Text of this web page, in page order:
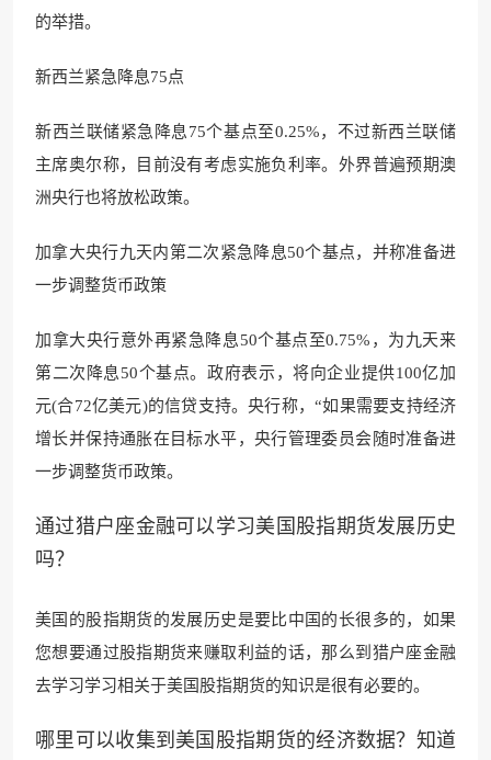
的举措。
新西兰紧急降息75点
新西兰联储紧急降息75个基点至0.25%，不过新西兰联储
主席奥尔称，目前没有考虑实施负利率。外界普遍预期澳
洲央行也将放松政策。
加拿大央行九天内第二次紧急降息50个基点，并称准备进
一步调整货币政策
加拿大央行意外再紧急降息50个基点至0.75%，为九天来
第二次降息50个基点。政府表示，将向企业提供100亿加
元(合72亿美元)的信贷支持。央行称，“如果需要支持经济
增长并保持通胀在目标水平，央行管理委员会随时准备进
一步调整货币政策。
通过猎户座金融可以学习美国股指期货发展历史
吗？
美国的股指期货的发展历史是要比中国的长很多的，如果
您想要通过股指期货来赚取利益的话，那么到猎户座金融
去学习学习相关于美国股指期货的知识是很有必要的。
哪里可以收集到美国股指期货的经济数据？知道